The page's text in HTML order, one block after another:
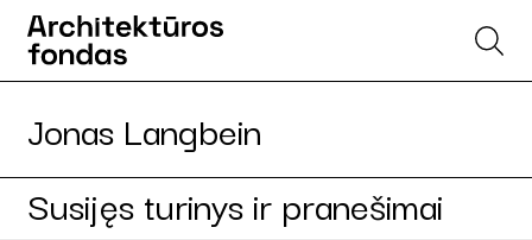
Jonas Langbein
Susijęs turinys ir pranešimai